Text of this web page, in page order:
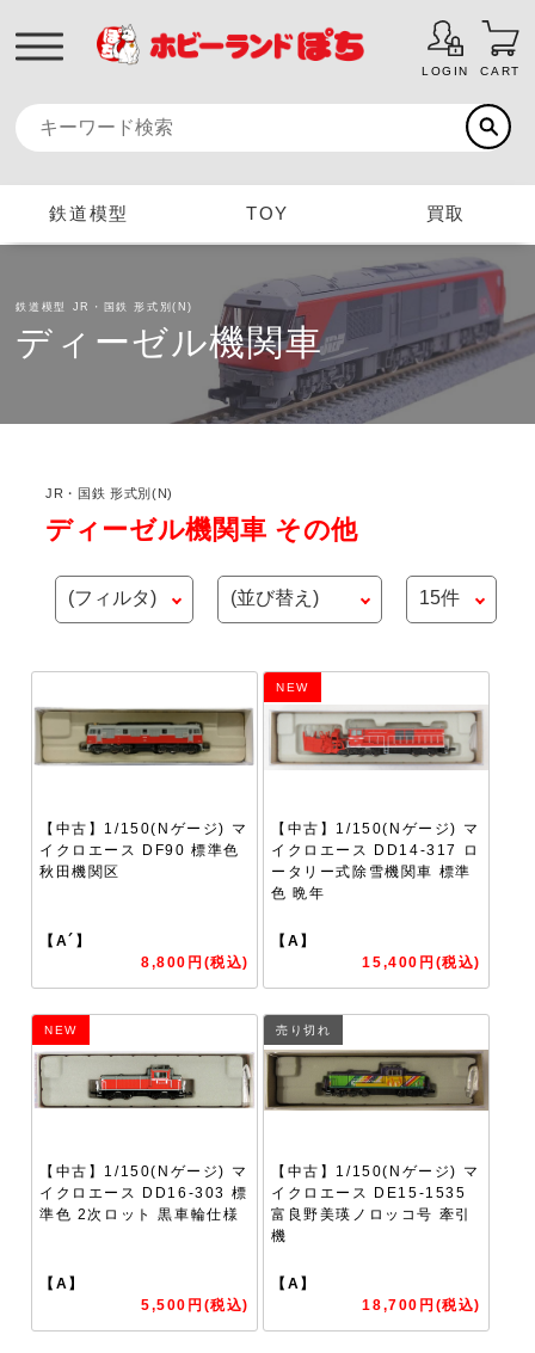
LOGIN CART
鉄道模型 TOY 買取
鉄道模型 JR・国鉄 形式別(N)
ディーゼル機関車
JR・国鉄 形式別(N)
ディーゼル機関車 その他
【中古】1/150(Nゲージ) マ
イクロエース DF90 標準色
秋田機関区
【A´】
8,800円(税込)
NEW
【中古】1/150(Nゲージ) マ
イクロエース DD14-317 ロ
ータリー式除雪機関車 標準
色 晩年
【A】
15,400円(税込)
NEW
【中古】1/150(Nゲージ) マ
イクロエース DD16-303 標
準色 2次ロット 黒車輪仕様
【A】
5,500円(税込)
売り切れ
【中古】1/150(Nゲージ) マ
イクロエース DE15-1535
富良野美瑛ノロッコ号 牽引
機
【A】
18,700円(税込)